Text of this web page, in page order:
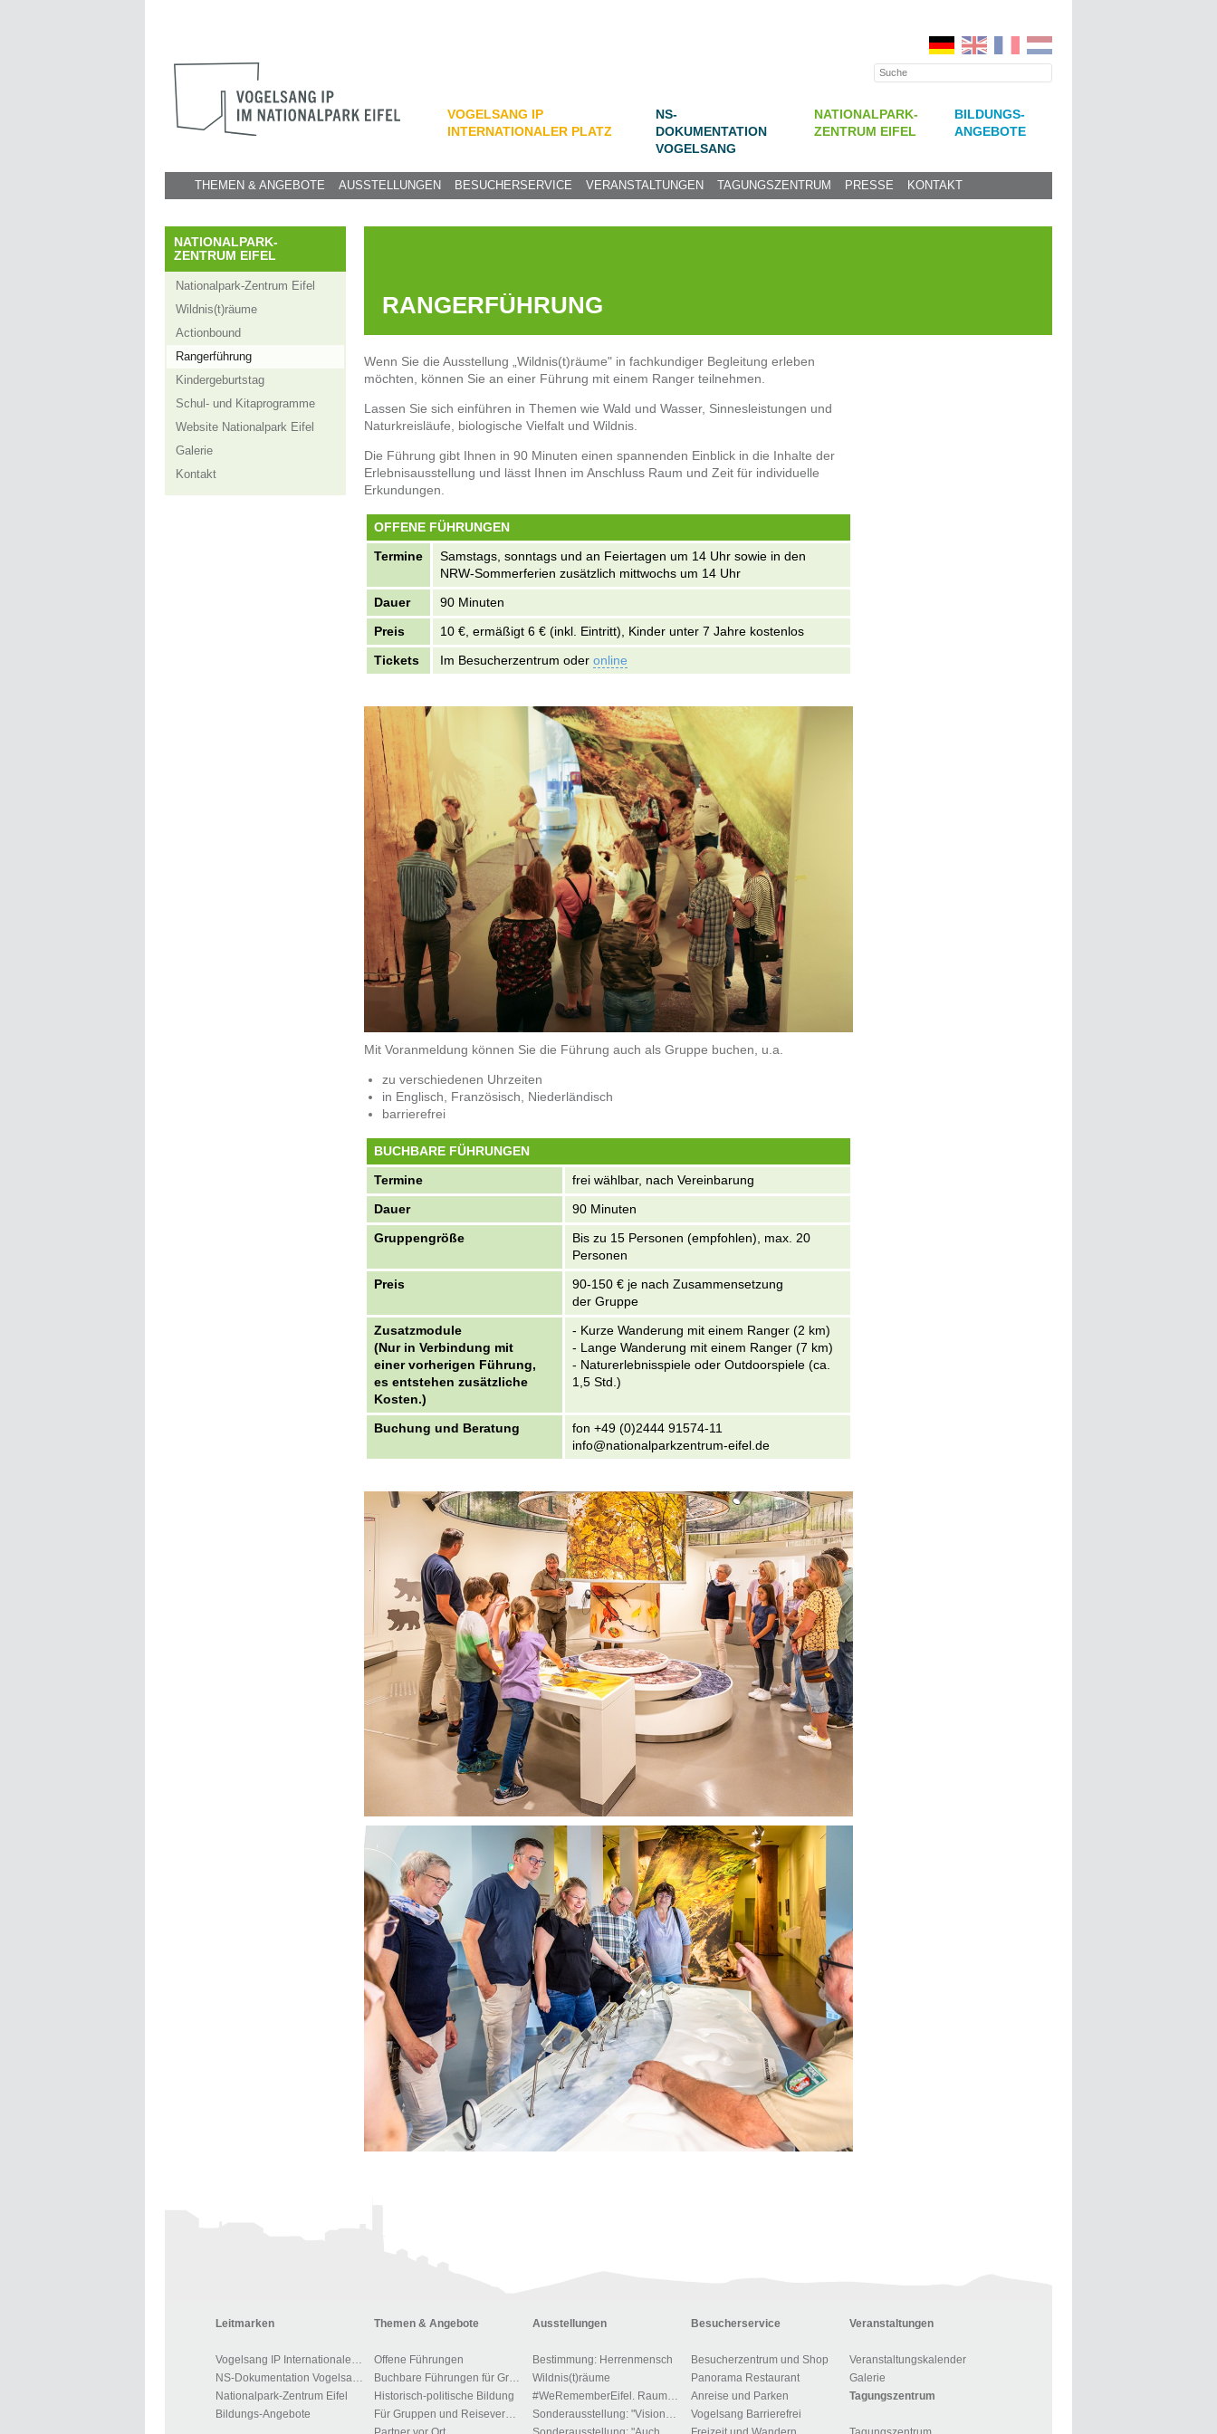
VOGELSANG IP
INTERNATIONALER PLATZ
NS-
DOKUMENTATION
VOGELSANG
NATIONALPARK-
ZENTRUM EIFEL
BILDUNGS-
ANGEBOTE
THEMEN & ANGEBOTE AUSSTELLUNGEN BESUCHERSERVICE VERANSTALTUNGEN TAGUNGSZENTRUM PRESSE KONTAKT
NATIONALPARK-
ZENTRUM EIFEL
Nationalpark-Zentrum Eifel
Wildnis(t)räume
Actionbound
Rangerführung
Kindergeburtstag
Schul- und Kitaprogramme
Website Nationalpark Eifel
Galerie
Kontakt
RANGERFÜHRUNG
Wenn Sie die Ausstellung „Wildnis(t)räume" in fachkundiger Begleitung erleben
möchten, können Sie an einer Führung mit einem Ranger teilnehmen.
Lassen Sie sich einführen in Themen wie Wald und Wasser, Sinnesleistungen und
Naturkreisläufe, biologische Vielfalt und Wildnis.
Die Führung gibt Ihnen in 90 Minuten einen spannenden Einblick in die Inhalte der
Erlebnisausstellung und lässt Ihnen im Anschluss Raum und Zeit für individuelle
Erkundungen.
OFFENE FÜHRUNGEN
Termine
Samstags, sonntags und an Feiertagen um 14 Uhr sowie in den
NRW-Sommerferien zusätzlich mittwochs um 14 Uhr
Dauer
90 Minuten
Preis
10 €, ermäßigt 6 € (inkl. Eintritt), Kinder unter 7 Jahre kostenlos
Tickets
Im Besucherzentrum oder online
Mit Voranmeldung können Sie die Führung auch als Gruppe buchen, u.a.
zu verschiedenen Uhrzeiten
in Englisch, Französisch, Niederländisch
barrierefrei
BUCHBARE FÜHRUNGEN
Termine
frei wählbar, nach Vereinbarung
Dauer
90 Minuten
Gruppengröße
Bis zu 15 Personen (empfohlen), max. 20
Personen
Preis
90-150 € je nach Zusammensetzung
der Gruppe
Zusatzmodule
(Nur in Verbindung mit
einer vorherigen Führung,
es entstehen zusätzliche
Kosten.)
- Kurze Wanderung mit einem Ranger (2 km)
- Lange Wanderung mit einem Ranger (7 km)
- Naturerlebnisspiele oder Outdoorspiele (ca.
1,5 Std.)
Buchung und Beratung
fon +49 (0)2444 91574-11
info@nationalparkzentrum-eifel.de
Leitmarken
Vogelsang IP Internationaler Platz
NS-Dokumentation Vogelsang
Nationalpark-Zentrum Eifel
Bildungs-Angebote
Themen & Angebote
Offene Führungen
Buchbare Führungen für Gruppen
Historisch-politische Bildung
Für Gruppen und Reiseveranstalter
Ausstellungen
Bestimmung: Herrenmensch
Wildnis(t)räume
#WeRememberEifel. Raum der Stille und des Gedenkens.
Sonderausstellung: "Visionen der Macht"
Besucherservice
Besucherzentrum und Shop
Panorama Restaurant
Anreise und Parken
Vogelsang Barrierefrei
Veranstaltungen
Veranstaltungskalender
Galerie
Tagungszentrum